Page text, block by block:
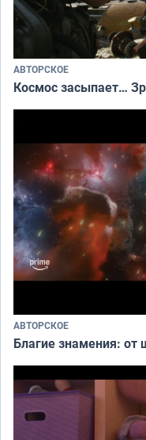
АВТОРСКОЕ
Космос засыпает…
АВТОРСКОЕ
Благие знамения: